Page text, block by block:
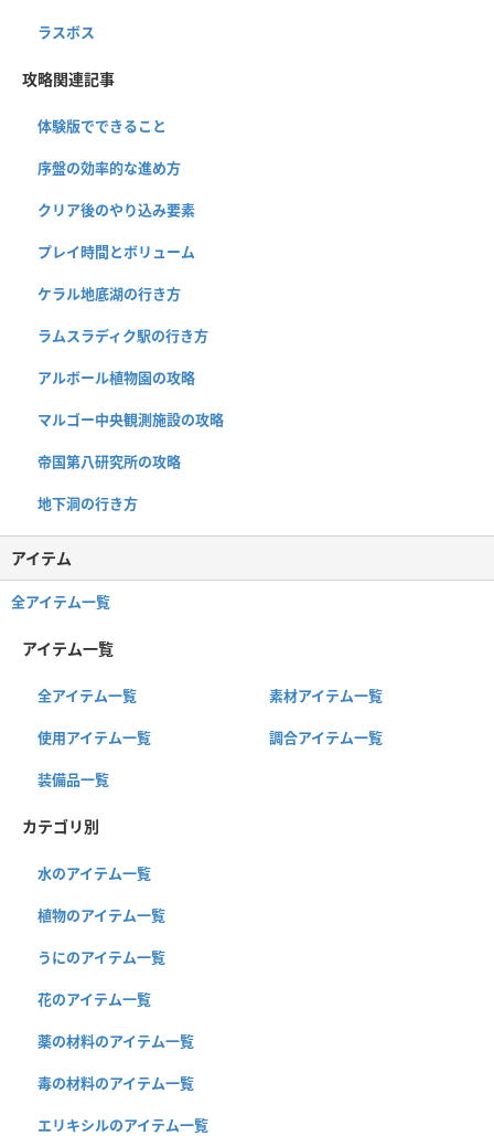
ラスボス
攻略関連記事
体験版でできること
序盤の効率的な進め方
クリア後のやり込み要素
プレイ時間とボリューム
ケラル地底湖の行き方
ラムスラディク駅の行き方
アルボール植物園の攻略
マルゴー中央観測施設の攻略
帝国第八研究所の攻略
地下洞の行き方
アイテム
全アイテム一覧
アイテム一覧
全アイテム一覧 素材アイテム一覧
使用アイテム一覧 調合アイテム一覧
装備品一覧
カテゴリ別
水のアイテム一覧
植物のアイテム一覧
うにのアイテム一覧
花のアイテム一覧
薬の材料のアイテム一覧
毒の材料のアイテム一覧
エリキシルのアイテム一覧